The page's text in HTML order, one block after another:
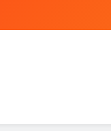
Malang